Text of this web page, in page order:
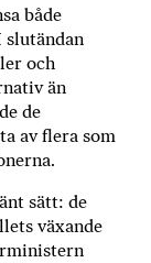
både
slutändan
och
än
de
av flera som
sätt: de
växande